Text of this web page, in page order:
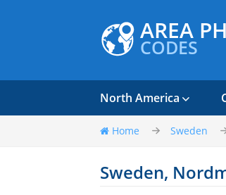
AREA
CODES
North America
Home Sweden
Sweden,